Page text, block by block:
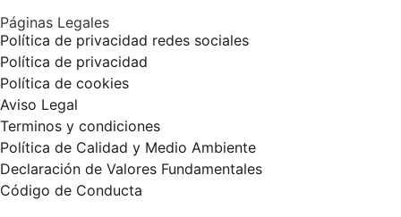
Páginas Legales
Política de privacidad redes sociales
Política de privacidad
Política de cookies
Aviso Legal
Terminos y condiciones
Política de Calidad y Medio Ambiente
Declaración de Valores Fundamentales
Código de Conducta